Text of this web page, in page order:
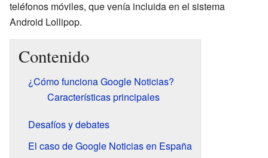
teléfonos móviles, que venía incluida en el sistema
Android Lollipop.
Contenido
¿Cómo funciona Google Noticias?
Características principales
Desafíos y debates
El caso de Google Noticias en España